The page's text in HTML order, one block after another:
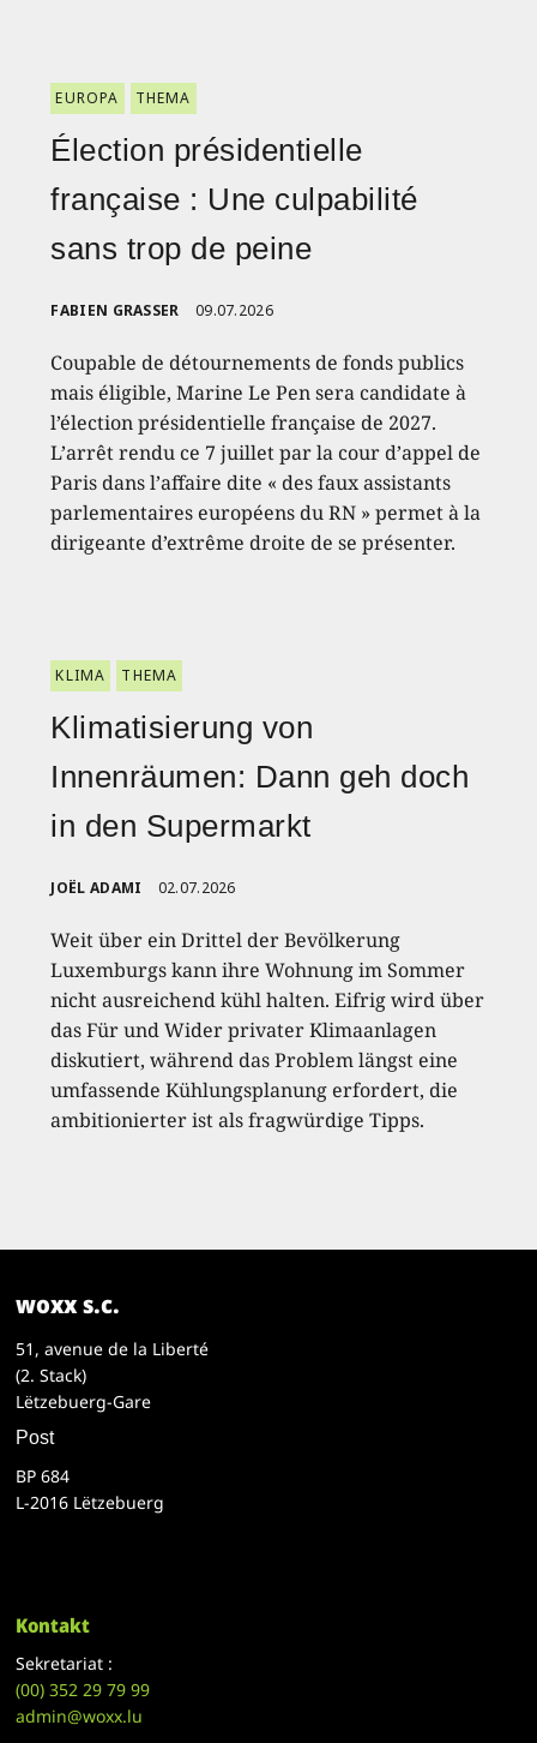
EUROPA THEMA
Élection présidentielle
française : Une culpabilité
sans trop de peine
FABIEN GRASSER 09.07.2026
Coupable de détournements de fonds publics
mais éligible, Marine Le Pen sera candidate à
l’élection présidentielle française de 2027.
L’arrêt rendu ce 7 juillet par la cour d’appel de
Paris dans l’affaire dite « des faux assistants
parlementaires européens du RN » permet à la
dirigeante d’extrême droite de se présenter.
KLIMA THEMA
Klimatisierung von
Innenräumen: Dann geh doch
in den Supermarkt
JOËL ADAMI 02.07.2026
Weit über ein Drittel der Bevölkerung
Luxemburgs kann ihre Wohnung im Sommer
nicht ausreichend kühl halten. Eifrig wird über
das Für und Wider privater Klimaanlagen
diskutiert, während das Problem längst eine
umfassende Kühlungsplanung erfordert, die
ambitionierter ist als fragwürdige Tipps.
woxx s.c.
51, avenue de la Liberté
(2. Stack)
Lëtzebuerg-Gare
Post
BP 684
L-2016 Lëtzebuerg
Kontakt
Sekretariat :
(00)352 29 79 99
admin@woxx.lu